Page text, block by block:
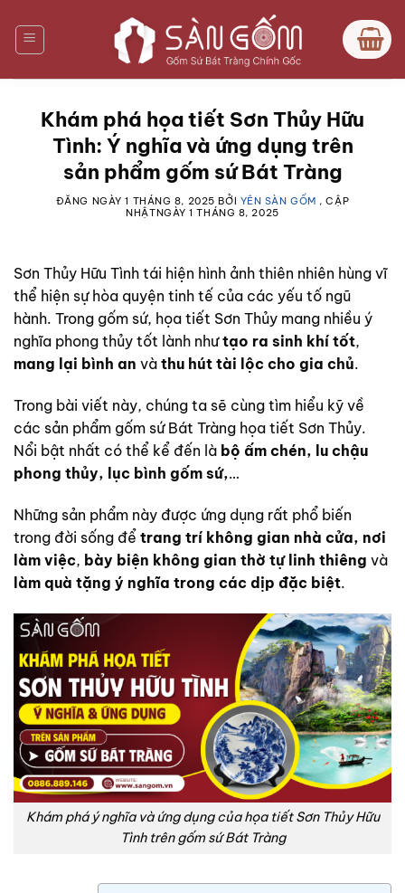
qua
nội
dung
Khám phá họa tiết Sơn Thủy Hữu
Tình: Ý nghĩa và ứng dụng trên
sản phẩm gốm sứ Bát Tràng
ĐĂNG NGÀY1 THÁNG 8, 2025BỞI YÊN SÀN GỐM , CẬP
NHẬTNGÀY1 THÁNG 8, 2025
Sơn Thủy Hữu Tình tái hiện hình ảnh thiên nhiên hùng vĩ
thể hiện sự hòa quyện tinh tế của các yếu tố ngũ
hành. Trong gốm sứ, họa tiết Sơn Thủy mang nhiều ý
nghĩa phong thủy tốt lành nhưtạo ra sinh khí tốt,
mang lại bình an và thu hút tài lộc cho gia chủ.
Trong bài viết này, chúng ta sẽ cùng tìm hiểu kỹ về
các sản phẩm gốm sứ Bát Tràng họa tiết Sơn Thủy.
Nổi bật nhất có thể kể đến là bộ ấm chén, lu chậu
phong thủy, lục bình gốm sứ,…
Những sản phẩm này được ứng dụng rất phổ biến
trong đời sống để trang trí không gian nhà cửa, nơi
làm việc, bày biện không gian thờ tự linh thiêng và
làm quà tặng ý nghĩa trong các dịp đặc biệt.
Khám phá ý nghĩa và ứng dụng của họa tiết Sơn Thủy Hữu
Tình trên gốm sứ Bát Tràng